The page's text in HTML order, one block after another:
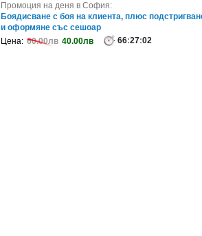
Промоция на деня в София:
Подарете си 50 минути дълбокотъканен масаж
на гръб и ръце с билково масажн..
Цена: 95.84лв 47.92лв 99:27:02
Промоция на деня в София:
Боядисване с боя на клиента, плюс
и оформяне със сешоар
Цена: 60.00лв 40.00лв 66:27:02